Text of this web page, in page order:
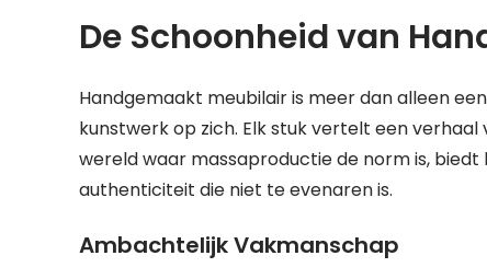
De Schoonheid van
Handgemaakt meubilair is meer dan alleen
kunstwerk op zich. Elk stuk vertelt een
wereld waar massaproductie de norm is,
authenticiteit die niet te evenaren is.
Ambachtelijk Vakmanschap